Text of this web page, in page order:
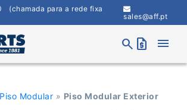
(chamada para a rede fixa
sales@aff.pt
search request_quote menu
Piso Modular » Piso Modular Exterior